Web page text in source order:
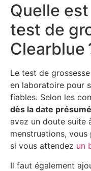
Quelle
test de
Clearblue
Le test de
en laboratoire pour
fiables. Selon les
dès la date
avez un doute suite
menstruations,
si vous attendez un
Il faut également